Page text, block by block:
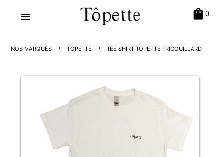
menu shopping_bag 0
NOS MARQUES TOPETTE TEE SHIRT TOPETTE TRICOUILLARD